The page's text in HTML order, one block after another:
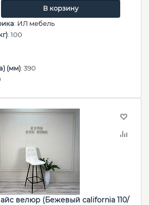
В корзину
: ИЛ мебель
: 100
(мм): 390
велюр (Бежевый california 110/